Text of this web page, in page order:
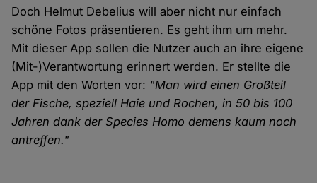
Doch Helmut Debelius will aber nicht nur einfach
schöne Fotos präsentieren. Es geht ihm um mehr.
Mit dieser App sollen die Nutzer auch an ihre eigene
(Mit-)Verantwortung erinnert werden. Er stellte die
App mit den Worten vor: "Man wird einen Großteil
der Fische, speziell Haie und Rochen, in 50 bis 100
Jahren dank der Species Homo demens kaum noch
antreffen."